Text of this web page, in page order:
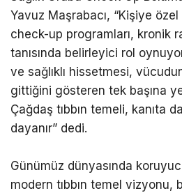
Yavuz Maşrabacı, “Kişiye
check-up programları, kronik
tanısında belirleyici rol
ve sağlıklı hissetmesi,
gittiğini gösteren tek başına
Çağdaş tıbbın temeli, kanıta
dayanır” dedi.
Günümüz dünyasında
modern tıbbın temel vizyonu,